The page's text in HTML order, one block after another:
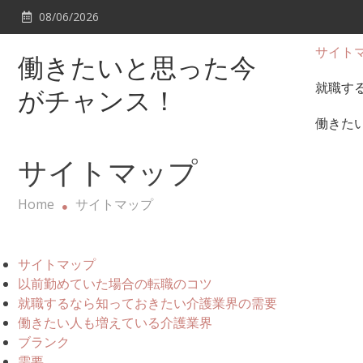
Skip
08/06/2026
働きたいと思った今
がチャンス！
サイト
就職す
働きた
サイトマップ
Home サイトマップ
サイトマップ
以前勤めていた場合の転職のコツ
就職するなら知っておきたい介護業界の需要
働きたい人も増えている介護業界
ブランク